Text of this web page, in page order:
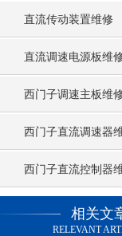
直流传动装置维修
直流调速电源板维
西门子调速主板维
西门子直流调速器
西门子直流控制器
相关文
RELEVANT